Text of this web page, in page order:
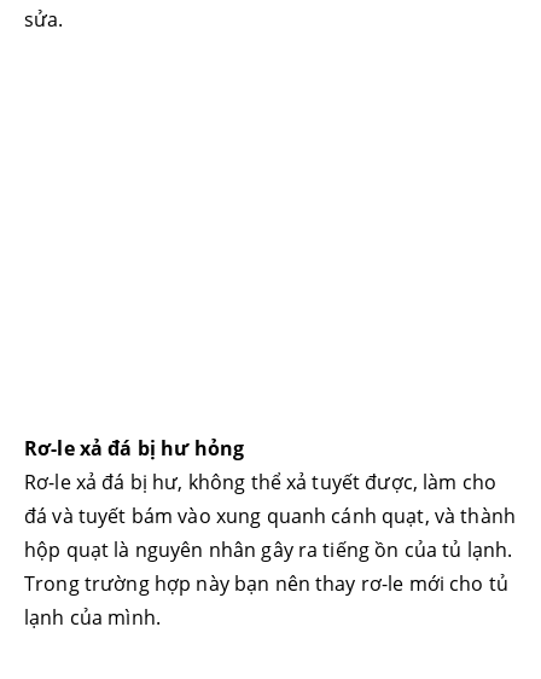
sửa.
Rơ-le xả đá bị hư hỏng
Rơ-le xả đá bị hư, không thể xả tuyết được, làm cho
đá và tuyết bám vào xung quanh cánh quạt, và thành
hộp quạt là nguyên nhân gây ra tiếng ồn của tủ lạnh.
Trong trường hợp này bạn nên thay rơ-le mới cho tủ
lạnh của mình.